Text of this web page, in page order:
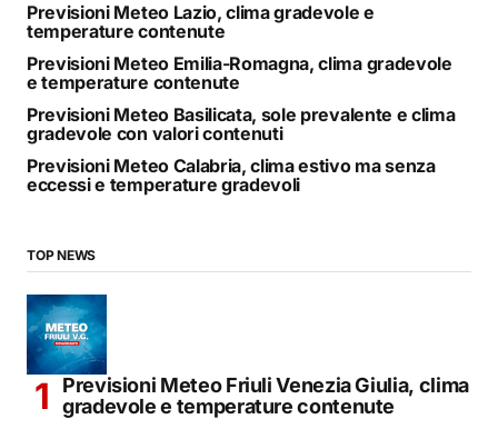
Previsioni Meteo Lazio, clima gradevole e
temperature contenute
Previsioni Meteo Emilia-Romagna, clima gradevole
e temperature contenute
Previsioni Meteo Basilicata, sole prevalente e clima
gradevole con valori contenuti
Previsioni Meteo Calabria, clima estivo ma senza
eccessi e temperature gradevoli
TOP NEWS
Previsioni Meteo Friuli Venezia Giulia, clima
gradevole e temperature contenute